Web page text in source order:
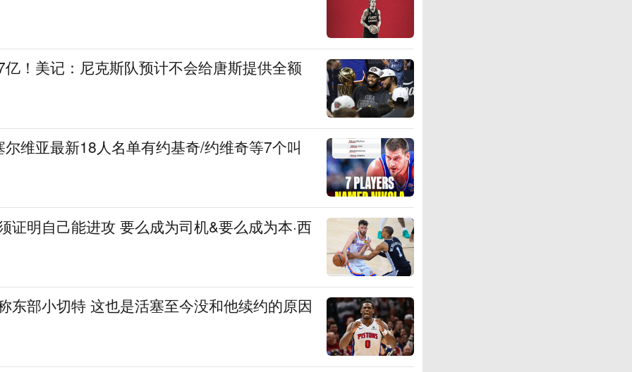
！美记：尼克斯队预计不会给唐斯提供全额
维亚最新18人名单有约基奇/约维奇等7个叫
证明自己能进攻 要么成为司机&要么成为本·西
东部小切特 这也是活塞至今没和他续约的原因